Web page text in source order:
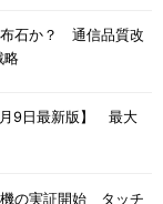
石か？ 通信品質改
略
月9日最新版】 最大
機の実証開始 タッチ